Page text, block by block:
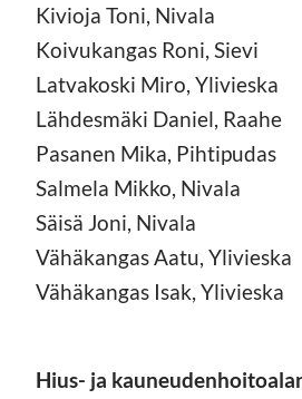
Kivioja Toni, Nivala
Koivukangas Roni, Sievi
Latvakoski Miro, Ylivieska
Lähdesmäki Daniel, Raahe
Pasanen Mika, Pihtipudas
Salmela Mikko, Nivala
Säisä Joni, Nivala
Vähäkangas Aatu, Ylivieska
Vähäkangas Isak, Ylivieska
Hius- ja